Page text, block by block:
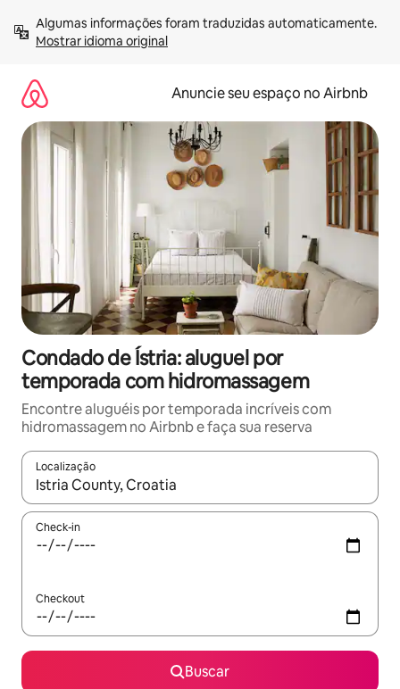
para
Mostrar idioma original
Anuncie seu espaço no Airbnb
Condado de Ístria: aluguel por
temporada com hidromassagem
Encontre aluguéis por temporada incríveis com
hidromassagem no Airbnb e faça sua reserva
Localização
Quando os resultados estiverem disponíveis, explore-os
Check-in
Checkout
Buscar